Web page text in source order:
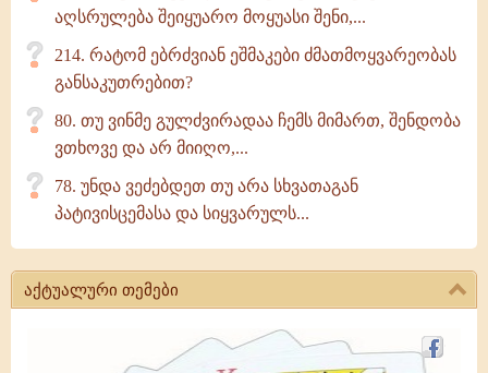
აღსრულება შეიყუარო მოყუასი შენი,...
214. რატომ ებრძვიან ეშმაკები ძმათმოყვარეობას
განსაკუთრებით?
80. თუ ვინმე გულძვირადაა ჩემს მიმართ, შენდობა
ვთხოვე და არ მიიღო,...
78. უნდა ვეძებდეთ თუ არა სხვათაგან
პატივისცემასა და სიყვარულს...
აქტუალური თემები